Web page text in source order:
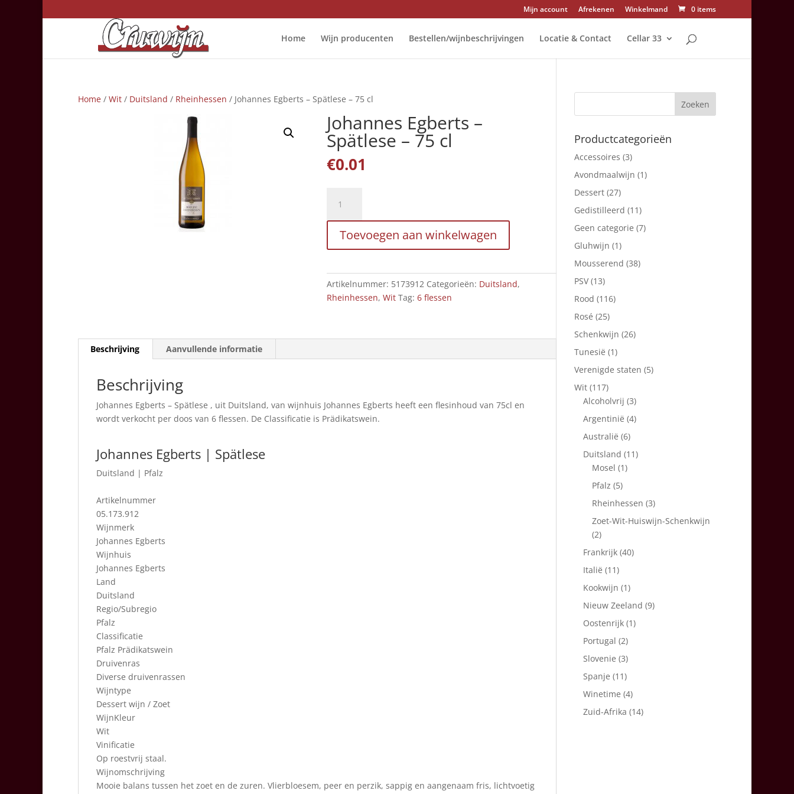
Mijn account Afrekenen Winkelmand 0 items
Home Wijn producenten Bestellen/wijnbeschrijvingen Locatie & Contact Cellar 33
Home / Wit / Duitsland / Rheinhessen / Johannes Egberts – Spätlese – 75 cl
Johannes Egberts –
Spätlese – 75 cl
€0.01
Egberts
-
Spätlese
-
cl
aantal
Toevoegen aan winkelwagen
Artikelnummer: 5173912 Categorieën: Duitsland,
Rheinhessen,Wit Tag:6 flessen
Beschrijving Aanvullende informatie
Beschrijving
Johannes Egberts – Spätlese , uit Duitsland, van wijnhuis Johannes Egberts heeft een flesinhoud van 75cl en
wordt verkocht per doos van 6 flessen. De Classificatie is Prädikatswein.
Johannes Egberts | Spätlese
Duitsland | Pfalz
Artikelnummer
05.173.912
Wijnmerk
Johannes Egberts
Wijnhuis
Johannes Egberts
Land
Duitsland
Regio/Subregio
Pfalz
Classificatie
Pfalz Prädikatswein
Druivenras
Diverse druivenrassen
Wijntype
Dessert wijn / Zoet
WijnKleur
Wit
Vinificatie
Op roestvrij staal.
Wijnomschrijving
Mooie balans tussen het zoet en de zuren. Vlierbloesem, peer en perzik, sappig en aangenaam fris, lichtvoetig
Productcategorieën
Accessoires (3)
Avondmaalwijn (1)
Dessert (27)
Gedistilleerd (11)
Geen categorie (7)
Gluhwijn (1)
Mousserend (38)
PSV (13)
Rood (116)
Rosé (25)
Schenkwijn (26)
Tunesië (1)
Verenigde staten (5)
Wit (117)
Alcoholvrij (3)
Argentinië (4)
Australië (6)
Duitsland (11)
Mosel (1)
Pfalz (5)
Rheinhessen (3)
Zoet-Wit-Huiswijn-Schenkwijn
(2)
Frankrijk (40)
Italië (11)
Kookwijn (1)
Nieuw Zeeland (9)
Oostenrijk (1)
Portugal (2)
Slovenie (3)
Spanje (11)
Winetime (4)
Zuid-Afrika (14)